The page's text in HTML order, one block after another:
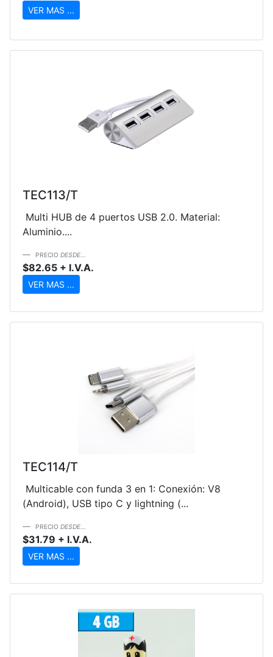
VER MAS ...
TEC113/T
Multi HUB de 4 puertos USB 2.0. Material:
Aluminio....
PRECIO DESDE...
$82.65 + I.V.A.
VER MAS ...
TEC114/T
Multicable con funda 3 en 1: Conexión: V8
(Android), USB tipo C y lightning (...
PRECIO DESDE...
$31.79 + I.V.A.
VER MAS ...